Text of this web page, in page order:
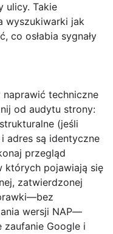
ulicy. Takie
wyszukiwarki jak
co osłabia sygnały
techniczne
od audytu strony:
(jeśli
adres są identyczne
przegląd
których pojawiają się
zatwierdzonej
wersji NAP—
zaufanie Google i